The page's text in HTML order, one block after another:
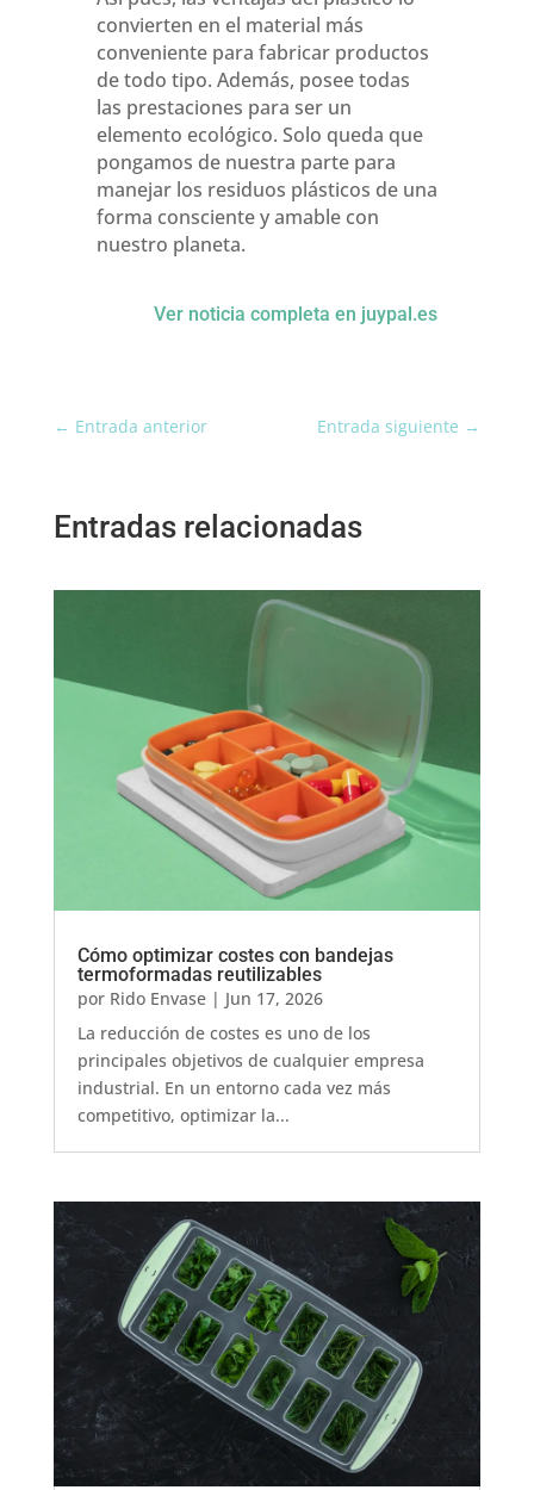
convierten en el material más
conveniente para fabricar productos
de todo tipo. Además, posee todas
las prestaciones para ser un
elemento ecológico. Solo queda que
pongamos de nuestra parte para
manejar los residuos plásticos de una
forma consciente y amable con
nuestro planeta.
Ver noticia completa en juypal.es
← Entrada anterior Entrada siguiente →
Entradas relacionadas
Cómo optimizar costes con bandejas
termoformadas reutilizables
por Rido Envase| Jun 17, 2026
La reducción de costes es uno de los
principales objetivos de cualquier empresa
industrial. En un entorno cada vez más
competitivo, optimizar la...